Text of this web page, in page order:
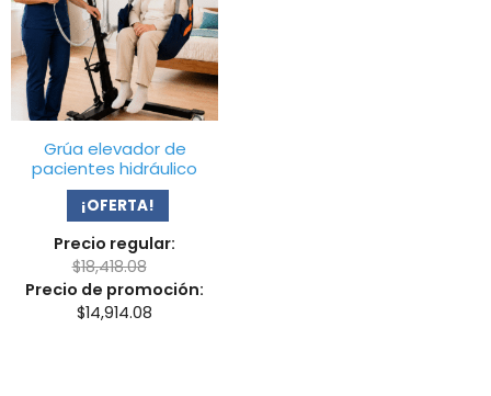
Grúa elevador de
pacientes hidráulico
¡OFERTA!
Precio regular:
$18,418.08
Precio de promoción:
$14,914.08